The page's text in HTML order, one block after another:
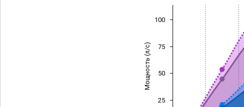
Мощность (л/с)
25
50
75
100